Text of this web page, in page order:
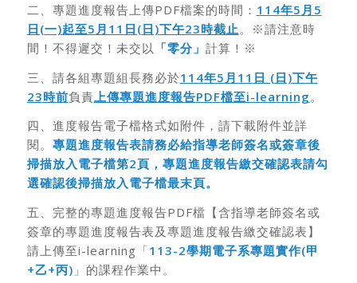
二、專題進度報告上傳PDF檔案的時間： 114年5 月5
日(一)起至5 月11 日(日)下午23時截止 。※請注意時
間！不得遲交！未交以 「零分」 計算！※
三、請各組專題組長務必於114年5 月11 日 (日)下午
23時前負責 上傳專題進度報告PDF檔至i-learning 。
四、進度報告電子檔格式如附件，請下載附件並詳
閱。 專題進度報告表請務必給指導老師簽名或簽章後
掃描放入電子檔第2頁，專題進度報告繳交確認表請勾
選確認後掃描放入電子檔最末頁。
五、完整的專題進度報告PDF檔【含指導老師簽名或
簽章的專題進度報告表及專題進度報告繳交確認表】
請上傳至i-learning「113-2學期電子系專題實作(甲
+乙+丙) 」的課程作業中。